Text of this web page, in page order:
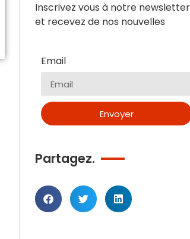
Inscrivez vous à notre newsletter
et recevez de nos nouvelles
Email
Envoyer
Partagez.